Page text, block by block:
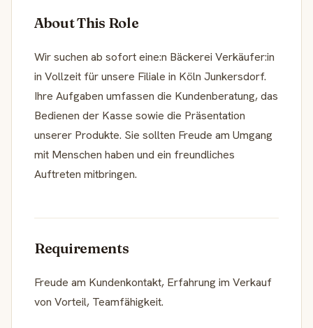
About This Role
Wir suchen ab sofort eine:n Bäckerei Verkäufer:in
in Vollzeit für unsere Filiale in Köln Junkersdorf.
Ihre Aufgaben umfassen die Kundenberatung, das
Bedienen der Kasse sowie die Präsentation
unserer Produkte. Sie sollten Freude am Umgang
mit Menschen haben und ein freundliches
Auftreten mitbringen.
Requirements
Freude am Kundenkontakt, Erfahrung im Verkauf
von Vorteil, Teamfähigkeit.